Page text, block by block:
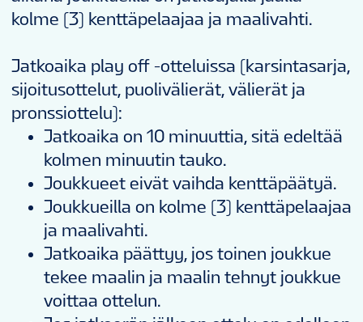
kolme (3) kenttäpelaajaa ja maalivahti.
Jatkoaika play off -otteluissa (karsintasarja,
sijoitusottelut, puolivälierät, välierät ja
pronssiottelu):
Jatkoaika on 10 minuuttia, sitä edeltää
kolmen minuutin tauko.
Joukkueet eivät vaihda kenttäpäätyä.
Joukkueilla on kolme (3) kenttäpelaajaa
ja maalivahti.
Jatkoaika päättyy, jos toinen joukkue
tekee maalin ja maalin tehnyt joukkue
voittaa ottelun.